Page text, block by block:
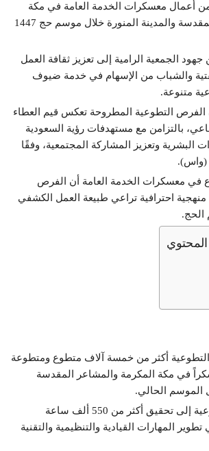
أعمال معسكرات الخدمة العامة في مكة
المكرمة والمشاعر المقدسة والمدينة المنورة خلال موسم حج 1447
الجمعية الرامية إلى تعزيز ثقافة العمل
والشباب من الإسهام في خدمة ضيوف
متنوعة.
الفرص التطوعية المطروحة تعكس قيم العطاء
بالتزامن مع مستهدفات رؤية السعودية
البشرية وتعزيز المشاركة المجتمعية، وفقًا
(واس).
في معسكرات الخدمة العامة أن الفرص
احترافية تراعي طبيعة العمل الكشفي
الحج.
التطوعية أكثر من خمسة آلاف متطوع ومتطوعة
على 20 معسكراً في مكة المكرمة والمشاعر المقدسة
الموسم الحالي.
وتهدف البرامج التطوعية إلى تحقيق أكثر من 550 ألف ساعة
المهارات القيادية والتنظيمية والتقنية